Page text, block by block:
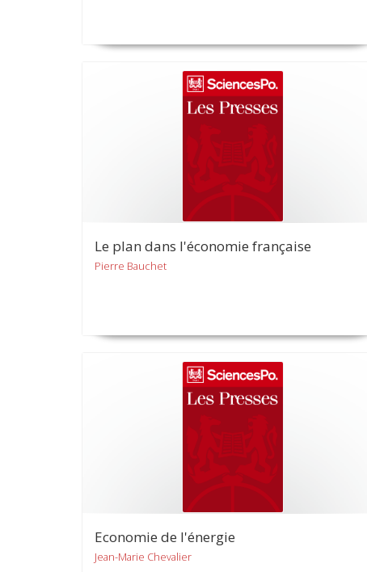
Le plan dans l'économie française
Pierre Bauchet
Economie de l'énergie
Jean-Marie Chevalier